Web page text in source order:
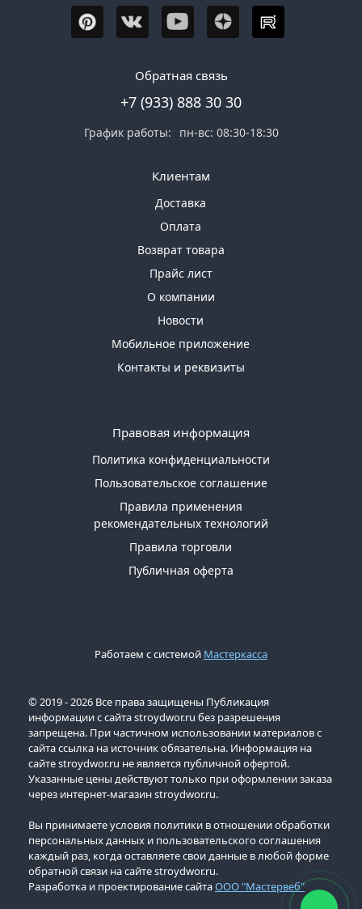
Обратная связь
+7 (933) 888 30 30
График работы: пн-вс: 08:30-18:30
Клиентам
Доставка
Оплата
Возврат товара
Прайс лист
О компании
Новости
Мобильное приложение
Контакты и реквизиты
Правовая информация
Политика конфиденциальности
Пользовательское соглашение
Правила применения
рекомендательных технологий
Правила торговли
Публичная оферта
Работаем с системой Мастеркасса
© 2019 - 2026 Все права защищены Публикация
информации с сайта stroydwor.ru без разрешения
запрещена. При частичном использовании материалов с
сайта ссылка на источник обязательна. Информация на
сайте stroydwor.ru не является публичной офертой.
Указанные цены действуют только при оформлении заказа
через интернет-магазин stroydwor.ru.
Вы принимаете условия политики в отношении обработки
персональных данных и пользовательского соглашения
каждый раз, когда оставляете свои данные в любой форме
обратной связи на сайте stroydwor.ru.
Разработка и проектирование сайтаООО "Мастервеб"